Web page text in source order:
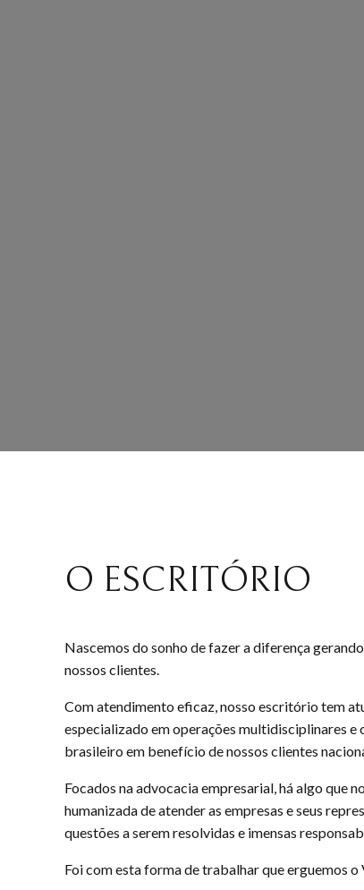
O ESCRITÓRIO
Nascemos do sonho de fazer a diferença
nossos clientes.
Com atendimento eficaz, nosso escritório tem
especializado em operações multidisciplinares
brasileiro em benefício de nossos clientes
Focados na advocacia empresarial, há algo que
humanizada de atender as empresas e seus
questões a serem resolvidas e imensas
Foi com esta forma de trabalhar que erguemos o